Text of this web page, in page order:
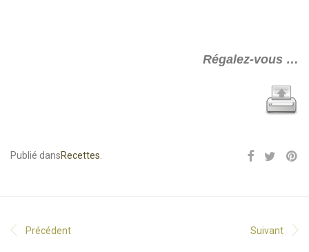
Régalez-vous …
Publié dansRecettes.
Précédent Suivant